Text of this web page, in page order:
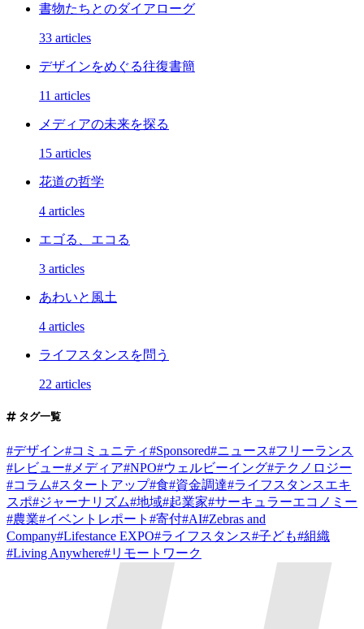
書物たちとのダイアローグ
33 articles
デザインをめぐる往復書簡
11 articles
メディアの未来を探る
15 articles
花道の哲学
4 articles
エゴる、エコる
3 articles
あわいと風土
4 articles
ライフスタンスを問う
22 articles
タグ一覧
#デザイン#コミュニティ#Sponsored#ニュース#フリーランス
#レビュー# メディア#NPO#ウェルビーイング#テクノロジー
#コラム#スタートアップ#食#資金調達#ライフスタンスエキ
スポ#ジャーナリズム#地域#起業家#サーキュラーエコノミー
#農業#イベントレポート #寄付#AI#Zebras and
Company#Lifestance EXPO#ライフスタンス#子ども#組織
#Living Anywhere#リモートワーク